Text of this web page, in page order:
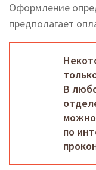
Оформление
предполагает
В
по